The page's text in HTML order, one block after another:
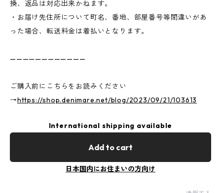
換、返品は対応出来かねます。
・お届け先住所について町名、番地、部屋番号等間違いがあ
った場合、転送料金は着払いとなります。
————————————
ご購入前にこちらをお読みください
→https://shop.denimare.net/blog/2023/09/21/103613
International shipping available
Add to cart
日本国内にお住まいの方向け